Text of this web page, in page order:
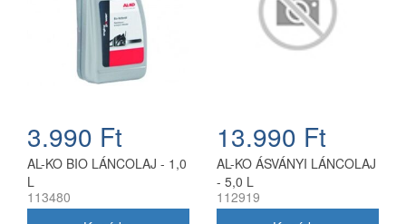
3.990 Ft
AL-KO BIO LÁNCOLAJ - 1,0
L
113480
13.990 Ft
AL-KO ÁSVÁNYI LÁNCOLAJ
- 5,0 L
112919